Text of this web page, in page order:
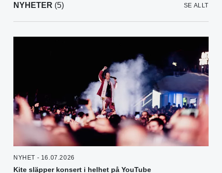
NYHETER (5) SE ALLT
NYHET - 16.07.2026
Kite släpper konsert i helhet på YouTube